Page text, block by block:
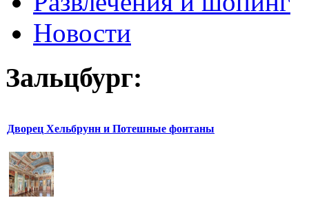
Новости
Зальцбург:
Дворец Хельбрунн и Потешные фонтаны